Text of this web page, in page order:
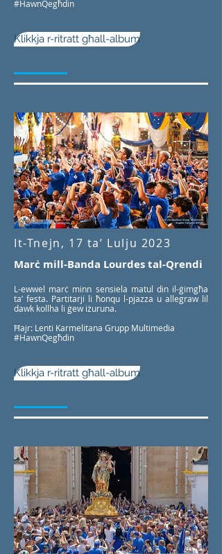
#HawnQegħdin
Klikkja r-ritratt għall-album
It-Tnejn, 17 ta’ Lulju 2023
Marċ mill-Banda Lourdes tal-Qrendi
L-ewwel marċ minn sensiela matul din il-ġimgħa
ta’ festa. Partitarji li ħonqu l-pjazza u allegraw lil
dawk kollha li ġew iżuruna.
Ħajr: Lenti Karmelitana Grupp Multimedia
#HawnQegħdin
Klikkja r-ritratt għall-album